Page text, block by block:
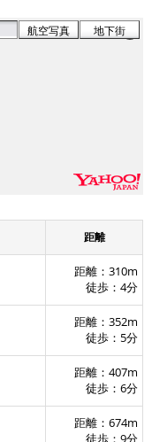
航空写真 地下街
距離
距離：310m
徒歩：4分
距離：352m
徒歩：5分
距離：407m
徒歩：6分
距離：674m
徒歩：9分